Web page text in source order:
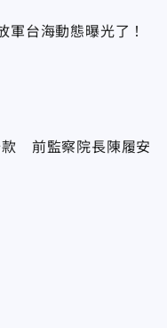
台海動態曝光了！
款 前監察院長陳履安